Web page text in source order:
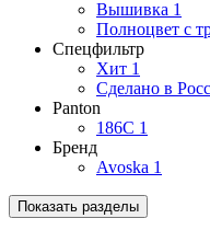
Вышивка 1
Полноцвет с
Спецфильтр
Хит 1
Сделано в
Panton
186C 1
Бренд
Avoska 1
Показать разделы